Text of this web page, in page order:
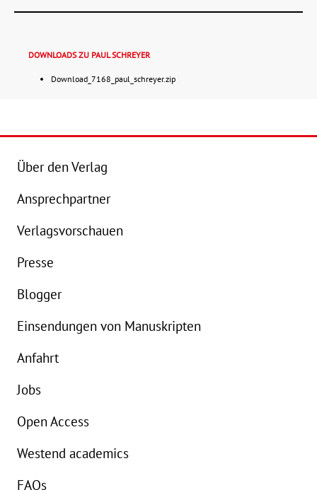
DOWNLOADS ZU PAUL SCHREYER
Download_7168_paul_schreyer.zip
Über den Verlag
Ansprechpartner
Verlagsvorschauen
Presse
Blogger
Einsendungen von Manuskripten
Anfahrt
Jobs
Open Access
Westend academics
FAQs